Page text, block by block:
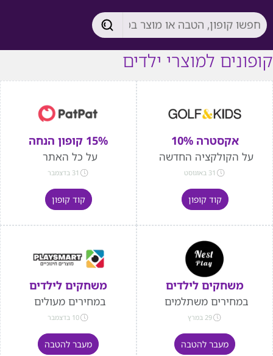
קופונים למוצרי ילדים
אקסטרה 10%
על הקולקציה החדשה
31 באוגוסט
קוד קופון
15% קופון הנחה
על כל האתר
31 בדצמבר
קוד קופון
משחקים לילדים
במחירים משתלמים
29 במרץ
מעבר להטבה
משחקים לילדים
במחירים מעולים
10 בדצמבר
מעבר להטבה